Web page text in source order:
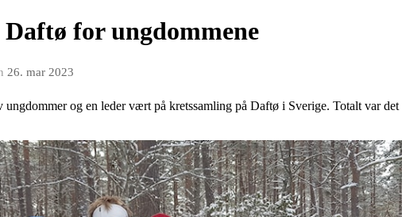
for ungdommene
26. mar 2023
og en leder vært på kretssamling på Daftø i Sverige. Totalt var